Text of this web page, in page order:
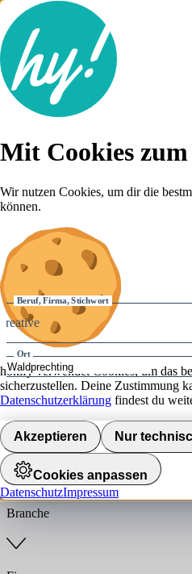
Lebenslauf
Karriere-Tipps
Anmelden
Beruf, Firma, Stichwort
Ort
Umkreis
Jobs finden
Anstellungsart
Branche
Mit Cookies
Wir nutzen Cookies, um dir die
können.
hokify verwendet Cookies, um das
sicherzustellen. Deine Zustimmung
Datenschutzerklärung findest du
Akzeptieren Nur
Cookies anpassen
DatenschutzImpressum